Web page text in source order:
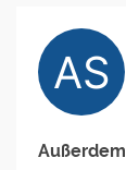
Außerdem